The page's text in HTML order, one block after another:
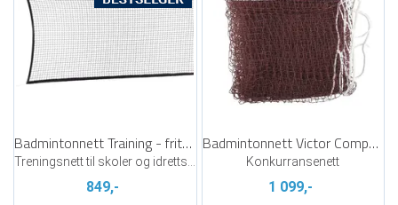
Badmintonnett Training - frittstående
849,-
Badmintonnett Victor Competition
Konkurransenett
1 099,-